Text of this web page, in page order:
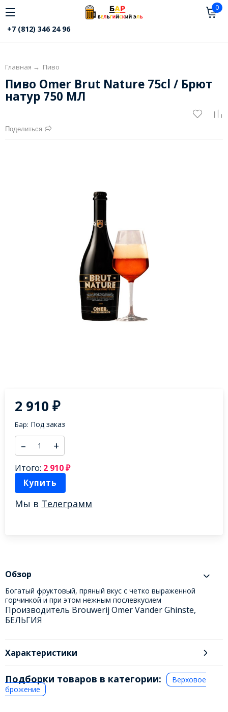
0
+7 (812) 346 24 96
Главная → Пиво
Пиво Omer Brut Nature 75cl / Брют
натур 750 МЛ
Поделиться
2 910₽
Бар: Под заказ
– +
Итого: 2 910₽
Купить
Мы в Телеграмм
Обзор
Богатый фруктовый, пряный вкус с четко выраженной
горчинкой и при этом нежным послевкусием
Производитель Brouwerij Omer Vander Ghinste,
БЕЛЬГИЯ
Характеристики
Подборки товаров в категории:
Верховое
брожение